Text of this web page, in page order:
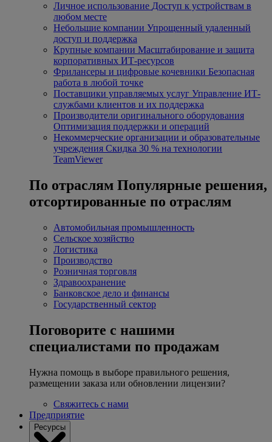
Личное использование Доступ к устройствам в
любом месте
Небольшие компании Упрощенный удаленный
доступ и поддержка
Крупные компании Масштабирование и защита
корпоративных ИТ-ресурсов
Фрилансеры и цифровые кочевники Безопасная
работа в любой точке
Поставщики управляемых услуг Управление ИТ-
службами клиентов и их поддержка
Производители оригинального оборудования
Оптимизация поддержки и операций
Некоммерческие организации и образовательные
учреждения Скидка 30 % на технологии
TeamViewer
По отраслям Популярные решения,
отсортированные по отраслям
Автомобильная промышленность
Сельское хозяйство
Логистика
Производство
Розничная торговля
Здравоохранение
Банковское дело и финансы
Государственный сектор
Поговорите с нашими
специалистами по продажам
Нужна помощь в выборе правильного решения,
размещении заказа или обновлении лицензии?
Свяжитесь с нами
Предприятие
Ресурсы